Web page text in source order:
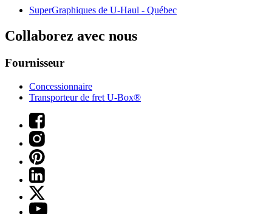
SuperGraphiques de U-Haul - Québec
Collaborez avec nous
Fournisseur
Concessionnaire
Transporteur de fret U-Box®